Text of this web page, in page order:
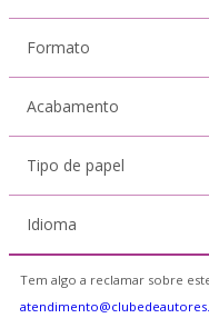
Formato
Acabamento
Tipo de papel
Idioma
Tem algo a reclamar sobre